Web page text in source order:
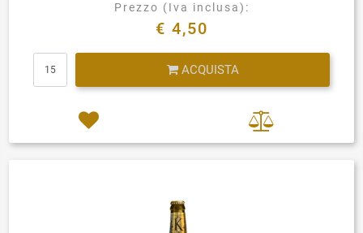
Prezzo (Iva inclusa):
€ 4,50
ACQUISTA